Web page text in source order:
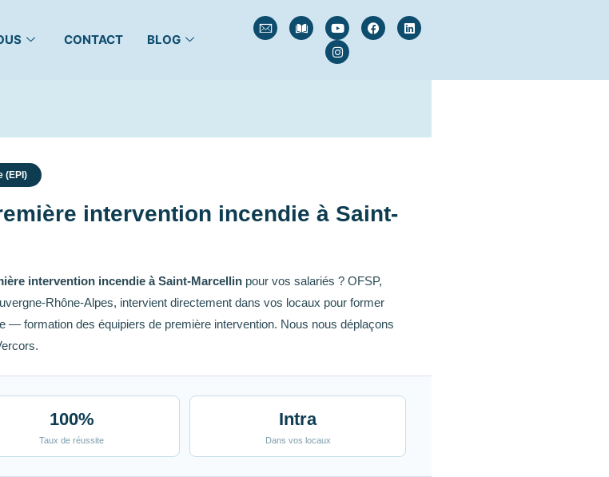
CONTACT BLOG
(EPI)
intervention incendie à Saint-
intervention incendie à Saint-Marcellin pour vos salariés ? OFSP,
Rhône-Alpes, intervient directement dans vos locaux pour former
— formation des équipiers de première intervention. Nous nous déplaçons
100%
Taux de réussite
Intra
Dans vos locaux